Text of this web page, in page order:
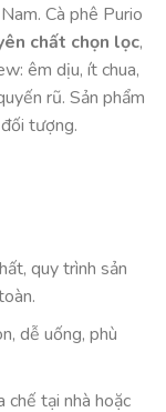
Cà phê Purio
chất chọn lọc,
êm dịu, ít chua,
rũ. Sản phẩm
tượng.
quy trình sản
dễ uống, phù
chế tại nhà hoặc